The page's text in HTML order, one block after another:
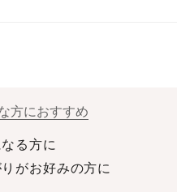
方におすすめ
る方に
がお好みの方に